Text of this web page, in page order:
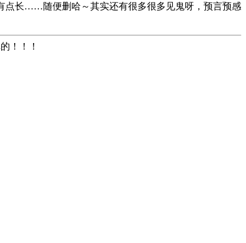
点长……随便删哈～其实还有很多很多见鬼呀，预言预感